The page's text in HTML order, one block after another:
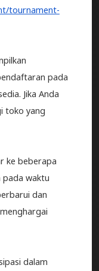
tournament-
pada
Jika Anda
toko yang
ke beberapa
pada waktu
dan
dalam